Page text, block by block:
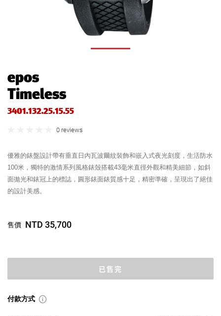
epos
Timeless
3401.132.25.15.55
0 reviews
優雅的錶盤設計帶有垂直日內瓦波爾紋裝飾和嵌入式夜光刻度，生活防水
100米，獨特的激情系列風格錶殼搭載43毫米直徑外觀和精美細節，如斜
面拋光和錶冠上的標誌，圓形錶面錶質感十足，精密準確，呈現出了絕佳
的設計美感。
售價 NTD 35,700
付款方式
已售完